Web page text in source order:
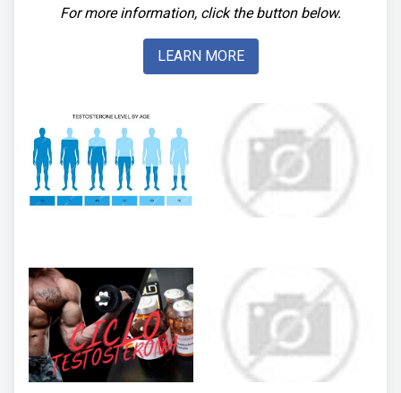
For more information, click the button below.
LEARN MORE